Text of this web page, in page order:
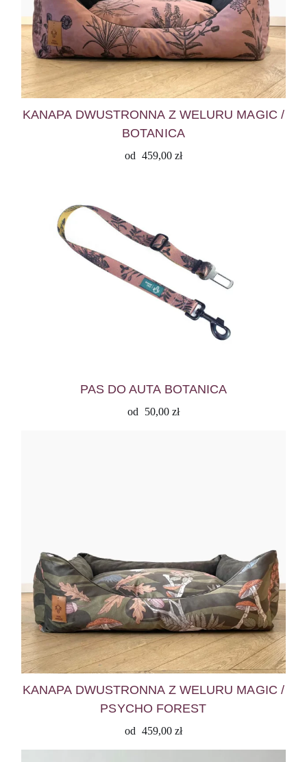
KANAPA DWUSTRONNA Z WELURU MAGIC /
BOTANICA
od 459,00 zł
PAS DO AUTA BOTANICA
od 50,00 zł
KANAPA DWUSTRONNA Z WELURU MAGIC /
PSYCHO FOREST
od 459,00 zł